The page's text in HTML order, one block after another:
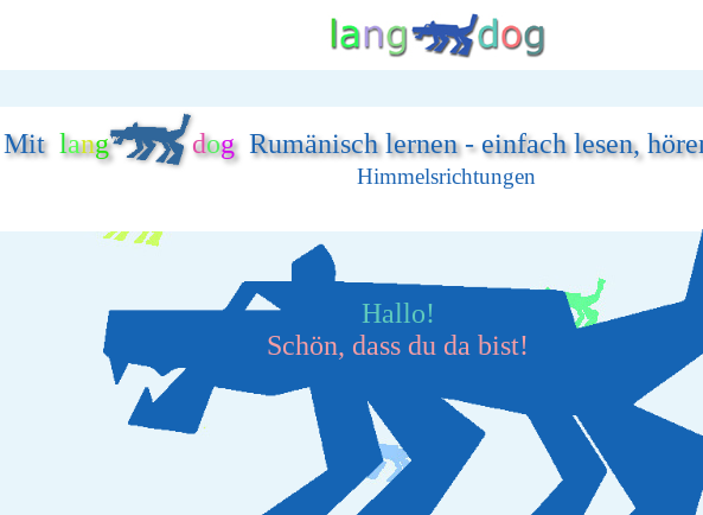
Mit lang dogRumänisch lernen - einfach lesen,
Himmelsrichtungen
Hallo!
Schön, dass du da bist!